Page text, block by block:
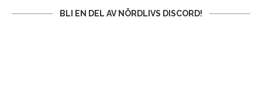
BLI EN DEL AV NÖRDLIVS DISCORD!